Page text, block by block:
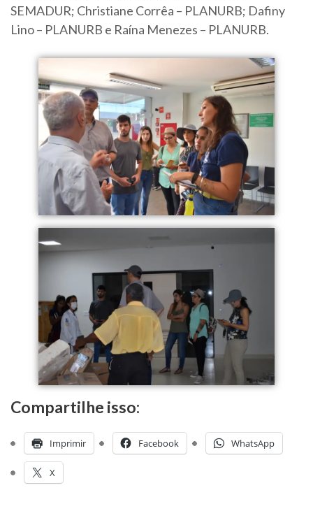
SEMADUR; Christiane Corrêa – PLANURB; Dafiny
Lino – PLANURB e Raína Menezes – PLANURB.
Compartilhe isso:
Imprimir Facebook WhatsApp
X